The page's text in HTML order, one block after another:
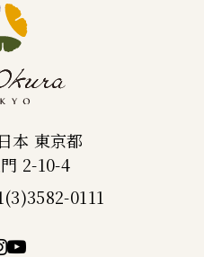
本 東京都
2-10-4
0111